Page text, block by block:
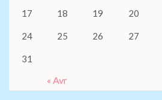
17 18 19 20
24 25 26 27
31
« Avr